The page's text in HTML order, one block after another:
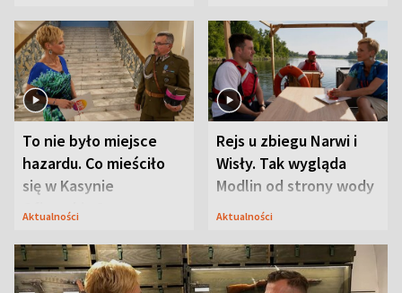
To nie było miejsce
hazardu. Co mieściło
się w Kasynie
Oficerskim?
Aktualności
Rejs u zbiegu Narwi i
Wisły. Tak wygląda
Modlin od strony wody
Aktualności